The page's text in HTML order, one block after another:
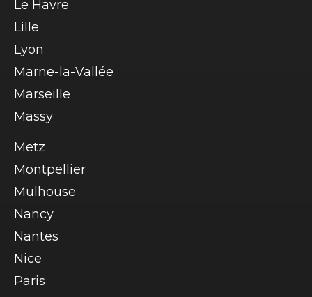
Le Havre
Lille
Lyon
Marne-la-Vallée
Marseille
Massy
Metz
Montpellier
Mulhouse
Nancy
Nantes
Nice
Paris